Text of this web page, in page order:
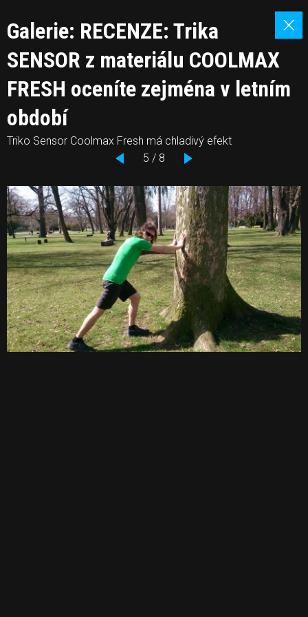
Galerie: RECENZE: Trika
SENSOR z materiálu COOLMAX
FRESH oceníte zejména v letním
období
Triko Sensor Coolmax Fresh má chladivý efekt
5 / 8